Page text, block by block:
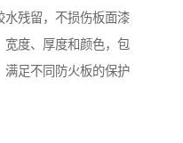
水残留，不损伤板面漆
宽度、厚度和颜色，包
满足不同防火板的保护